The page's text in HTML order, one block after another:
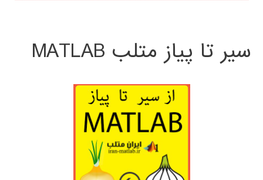
سیر تا پیاز متلب MATLAB